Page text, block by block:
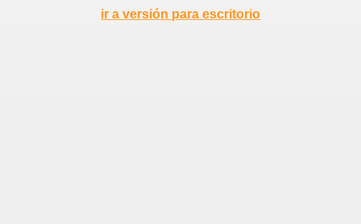
ir a versión para escritorio